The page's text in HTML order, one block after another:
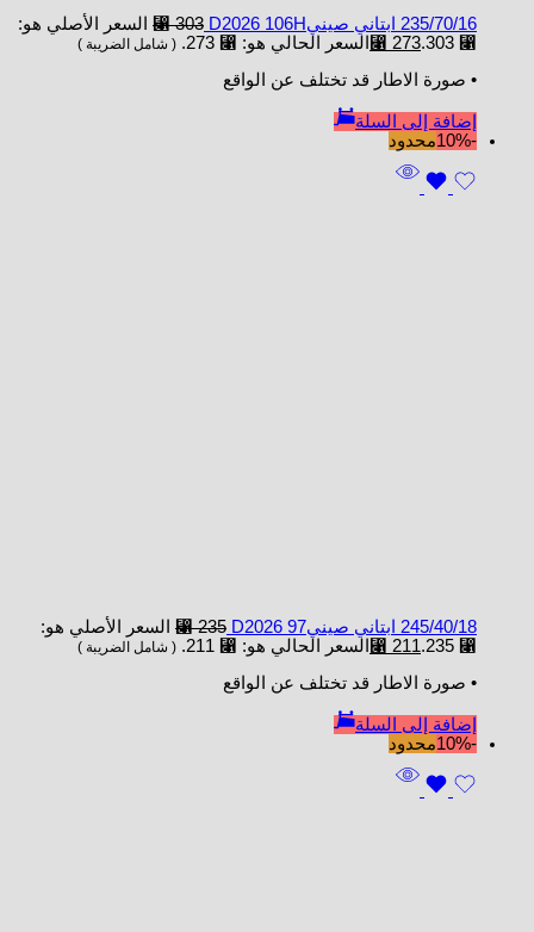
235/70/16 ابتاني صينيD2026 106H ⃁303
السعر الأصلي هو:
⃁ 303.
⃁ 273 السعر الحالي هو: ⃁ 273. ( شامل الضريبة )
• صورة الاطار قد تختلف عن الواقع
إضافة إلى السلة
-10%
محدود
245/40/18 ابتاني صينيD2026 97 ⃁235
السعر الأصلي هو:
⃁ 235.
⃁ 211 السعر الحالي هو: ⃁ 211. ( شامل الضريبة )
• صورة الاطار قد تختلف عن الواقع
إضافة إلى السلة
-10%
محدود